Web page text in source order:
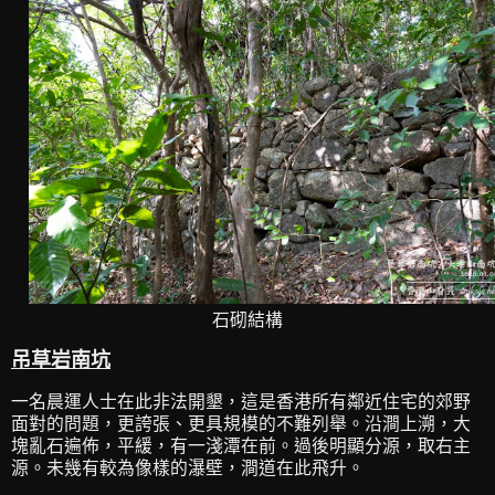
石砌結構
吊草岩南坑
一名晨運人士在此非法開墾，這是香港所有鄰近住宅的郊野
面對的問題，更誇張、更具規模的不難列舉。沿澗上溯，大
塊亂石遍佈，平緩，有一淺潭在前。過後明顯分源，取右主
源。未幾有較為像樣的瀑壁，澗道在此飛升。